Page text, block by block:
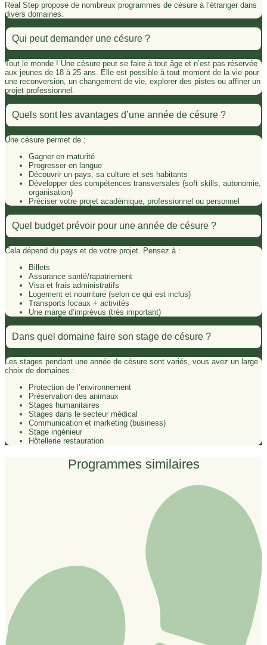
Real Step propose de nombreux programmes de césure à l’étranger dans
divers domaines.
Qui peut demander une césure ?
Tout le monde ! Une césure peut se faire à tout âge et n’est pas réservée
aux jeunes de 18 à 25 ans. Elle est possible à tout moment de la vie pour
une reconversion, un changement de vie, explorer des pistes ou affiner un
projet professionnel.
Quels sont les avantages d’une année de césure ?
Une césure permet de :
Gagner en maturité
Progresser en langue
Découvrir un pays, sa culture et ses habitants
Développer des compétences transversales (soft skills, autonomie,
organisation)
Préciser votre projet académique, professionnel ou personnel
Quel budget prévoir pour une année de césure ?
Cela dépend du pays et de votre projet. Pensez à :
Billets
Assurance santé/rapatriement
Visa et frais administratifs
Logement et nourriture (selon ce qui est inclus)
Transports locaux + activités
Une marge d’imprévus (très important)
Dans quel domaine faire son stage de césure ?
Les stages pendant une année de césure sont variés, vous avez un large
choix de domaines :
Protection de l’environnement
Préservation des animaux
Stages humanitaires
Stages dans le secteur médical
Communication et marketing (business)
Stage ingénieur
Hôtellerie restauration
Programmes similaires